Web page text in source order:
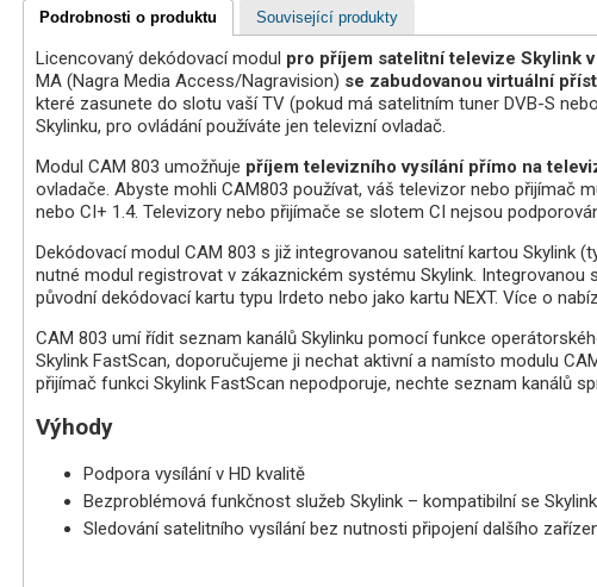
Podrobnosti o produktu Související produkty
Licencovaný dekódovací modul pro příjem satelitní televize Skylink v
MA (Nagra Media Access/Nagravision) se zabudovanou virtuální
které zasunete do slotu vaší TV (pokud má satelitním tuner DVB-S
Skylinku, pro ovládání používáte jen televizní ovladač.
Modul CAM 803 umožňuje příjem televizního vysílání přímo na
ovladače. Abyste mohli CAM803 používat, váš televizor nebo přijímač
nebo CI+ 1.4. Televizory nebo přijímače se slotem CI nejsou
Dekódovací modul CAM 803 s již integrovanou satelitní kartou Skylink
nutné modul registrovat v zákaznickém systému Skylink.
původní dekódovací kartu typu Irdeto nebo jako kartu NEXT. Více o
CAM 803 umí řídit seznam kanálů Skylinku pomocí funkce
Skylink FastScan, doporučujeme ji nechat aktivní a namísto modulu
přijímač funkci Skylink FastScan nepodporuje, nechte seznam kanálů
Výhody
Podpora vysílání v HD kvalitě
Bezproblémová funkčnost služeb Skylink – kompatibilní se Skylink
Sledování satelitního vysílání bez nutnosti připojení dalšího